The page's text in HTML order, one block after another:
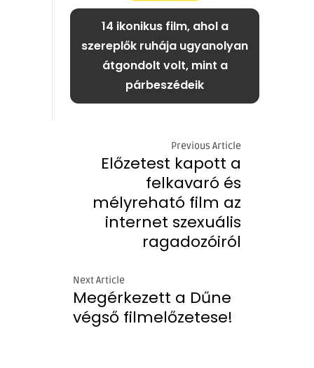
14 ikonikus film, ahol a
szereplők ruhája ugyanolyan
átgondolt volt, mint a
párbeszédeik
Previous Article
Előzetest kapott a
felkavaró és
mélyreható film az
internet szexuális
ragadozóiról
Next Article
Megérkezett a Dűne
végső filmelőzetese!